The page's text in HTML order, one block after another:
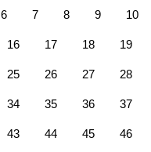
6 7 8 9 10
16 17 18 19
25 26 27 28
34 35 36 37
43 44 45 46